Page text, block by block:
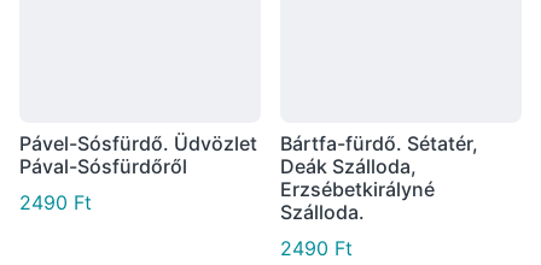
Pável-Sósfürdő. Üdvözlet
Pával-Sósfürdőről
2490 Ft
Bártfa-fürdő. Sétatér,
Deák Szálloda,
Erzsébetkirályné
Szálloda.
2490 Ft